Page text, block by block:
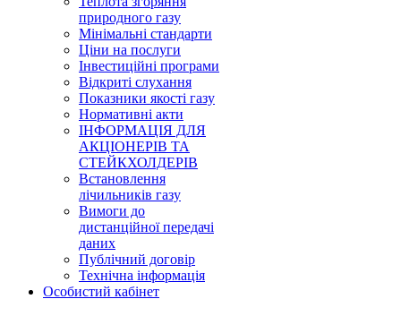
природного газу
Мінімальні стандарти
Ціни на послуги
Інвестиційні програми
Відкриті слухання
Показники якості газу
Нормативні акти
ІНФОРМАЦІЯ ДЛЯ
АКЦІОНЕРІВ ТА
СТЕЙКХОЛДЕРІВ
Встановлення
лічильників газу
Вимоги до
дистанційної передачі
даних
Публічний договір
Технічна інформація
Особистий кабінет